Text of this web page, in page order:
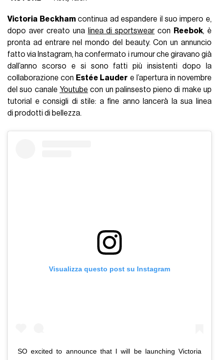
Victoria Beckhamcontinua ad espandere il suo impero e,
dopo aver creato una linea di sportswearcon Reebok, è
pronta ad entrare nel mondo del beauty. Con un annuncio
fatto via Instagram, ha confermato i rumour che giravano già
dall’anno scorso e si sono fatti più insistenti dopo la
collaborazione con Estée Lauder e l’apertura in novembre
del suo canale Youtube con un palinsesto pieno di make up
tutorial e consigli di stile: a fine anno lancerà la sua linea
di prodotti di bellezza.
Visualizza questo post su Instagram
SO excited to announce that I will be launching Victoria